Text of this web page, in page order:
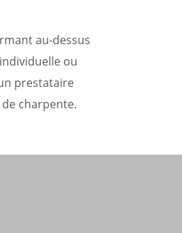
au-dessus
ou
prestataire
charpente.